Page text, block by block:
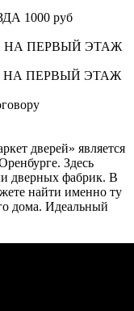
1000 руб
НА ПЕРВЫЙ ЭТАЖ
ПЕРВЫЙ ЭТАЖ
дверей» является
Здесь
дверных фабрик. В
найти именно ту
дома. Идеальный